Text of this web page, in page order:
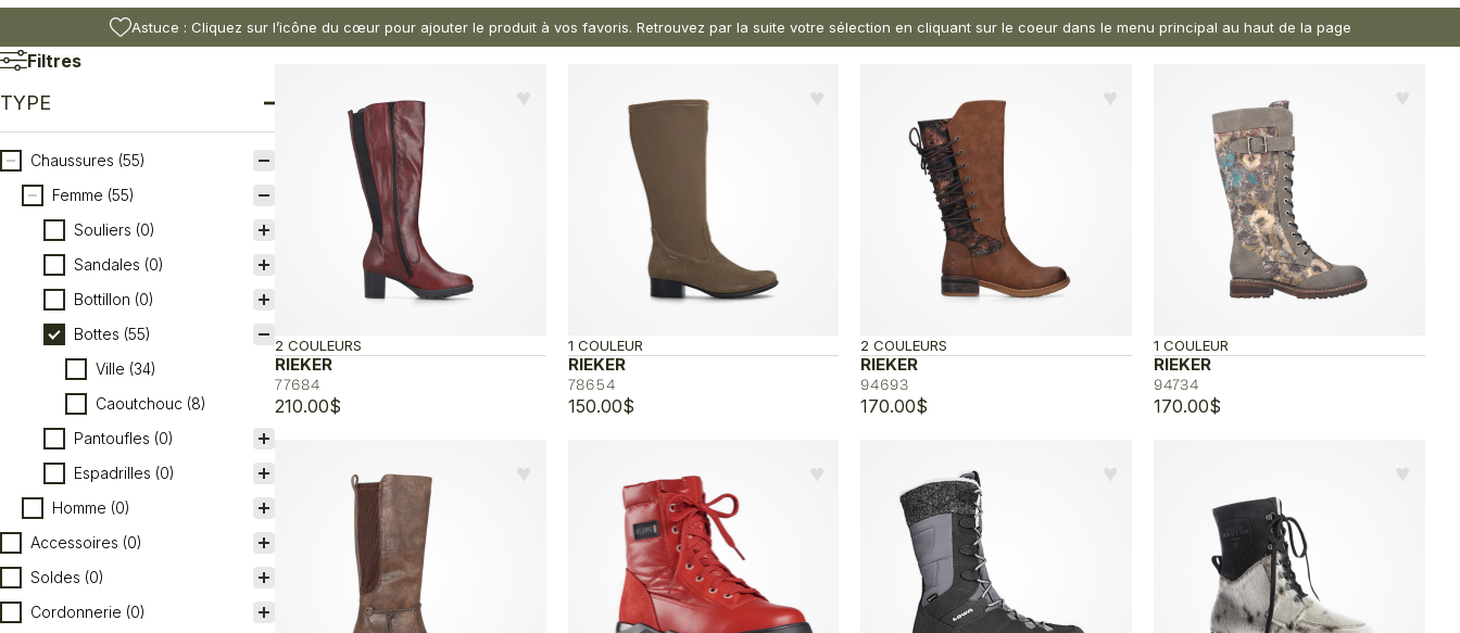
Astuce : Cliquez sur l’icône du cœur pour ajouter le produit à vos favoris. Retrouvez par la suite votre sélection en cliquant sur le coeur dans le menu principal au haut de la page
Filtres
TYPE
TypeChaussures (55)
Femme (55)
Souliers (0)
Sandales (0)
Bottillon (0)
Bottes (55)
Ville (34)
Caoutchouc (8)
Pantoufles (0)
Espadrilles (0)
Homme (0)
Accessoires (0)
Soldes (0)
Cordonnerie (0)
♥︎
RIEKER
77684
2 COULEURS
210.00$
♥︎
RIEKER
78654
1 COULEUR
150.00$
♥︎
RIEKER
94693
2 COULEURS
170.00$
♥︎
RIEKER
94734
1 COULEUR
170.00$
♥︎ ♥︎ ♥︎ ♥︎